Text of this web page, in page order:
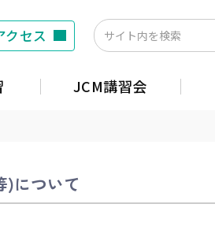
クセス
JCM講習会
)について